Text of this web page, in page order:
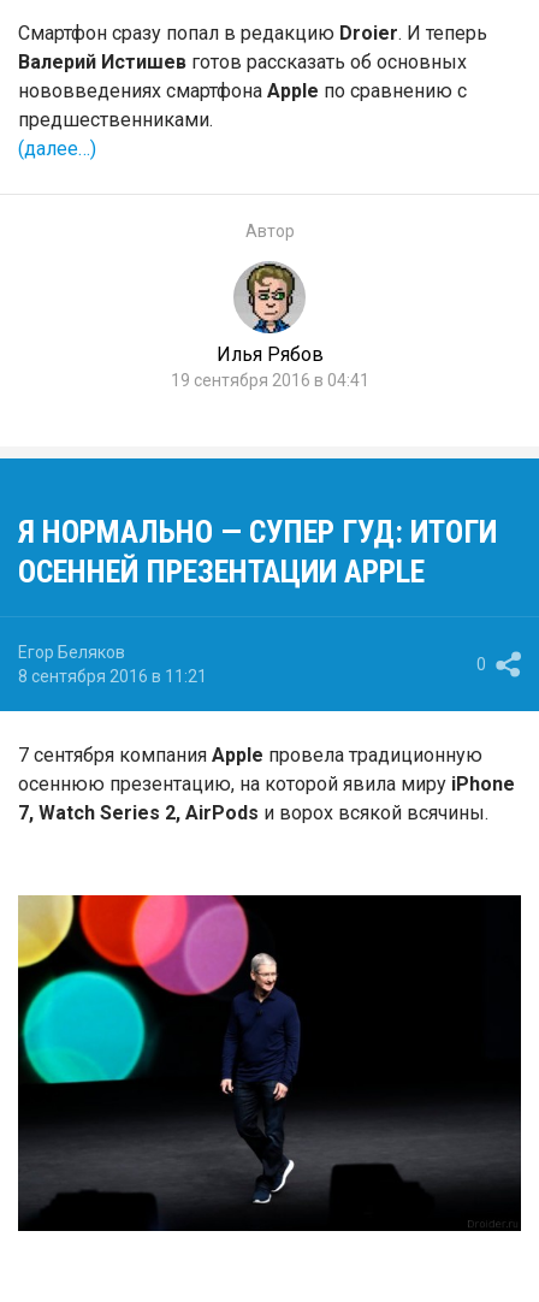
Смартфон сразу попал в редакцию Droier. И теперь
Валерий Истишев готов рассказать об основных
нововведениях смартфона Apple по сравнению с
предшественниками.
(далее…)
Автор
Илья Рябов
19 сентября 2016 в 04:41
Я НОРМАЛЬНО — СУПЕР ГУД: ИТОГИ
ОСЕННЕЙ ПРЕЗЕНТАЦИИ APPLE
Егор Беляков
8 сентября 2016 в 11:21
0
7 сентября компания Apple провела традиционную
осеннюю презентацию, на которой явила миру iPhone
7, Watch Series 2, AirPods и ворох всякой всячины.